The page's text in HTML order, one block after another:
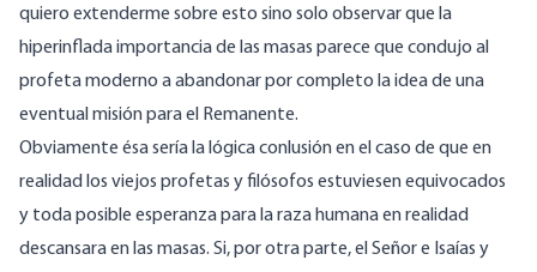
quiero extenderme sobre esto sino solo observar que la
hiperinflada importancia de las masas parece que condujo al
profeta moderno a abandonar por completo la idea de una
eventual misión para el Remanente.
Obviamente ésa sería la lógica conlusión en el caso de que en
realidad los viejos profetas y filósofos estuviesen equivocados
y toda posible esperanza para la raza humana en realidad
descansara en las masas. Si, por otra parte, el Señor e Isaías y